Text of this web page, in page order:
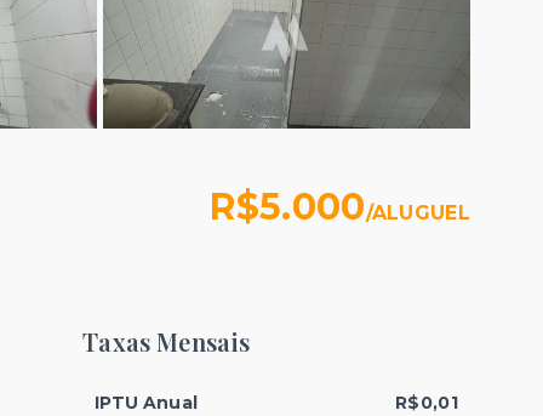
R$5.000/ALUGUEL
Taxas Mensais
IPTU Anual R$0,01